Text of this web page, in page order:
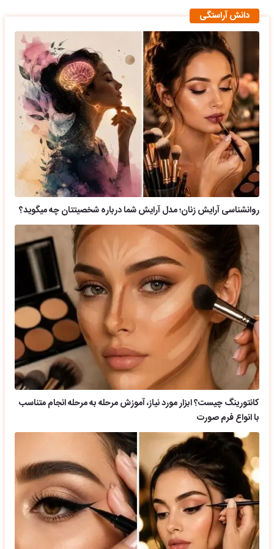
دانش آراستگی
روانشناسی آرایش زنان؛ مدل آرایش شما درباره شخصیتتان چه میگوید؟
کانتورینگ چیست؟ ابزار مورد نیاز، آموزش مرحله به مرحله انجام متناسب
با انواع فرم صورت